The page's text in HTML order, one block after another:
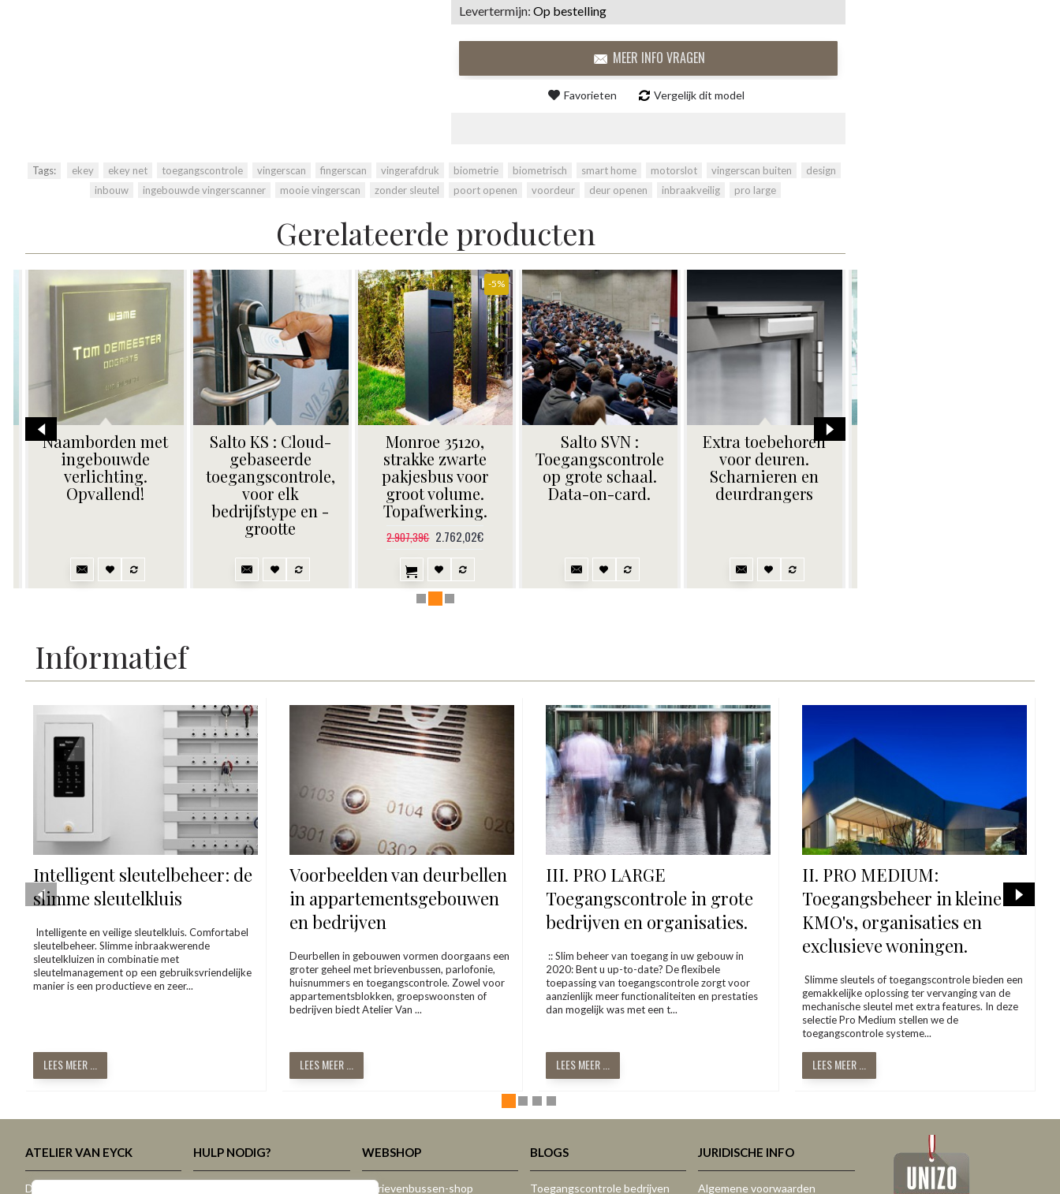
Levertermijn: Op bestelling
MEER INFO VRAGEN
Favorieten Vergelijk dit model
Tags: ekey ekey net toegangscontrole vingerscan fingerscan vingerafdruk biometrie biometrisch smart home motorslot vingerscan buiten design
inbouw
ingebouwde vingerscanner mooie vingerscan zonder sleutel poort openen voordeur deur openen inbraakveilig pro large
Gerelateerde producten
-5%
Monroe 35120,
strakke zwarte
pakjesbus voor
groot volume.
Salto SVN :
Toegangscontrole
op grote schaal.
Data-on-card.
Extra toebehoren
voor deuren.
Scharnieren en
deurdrangers
Ekey multi,
fingerscan voor
KMO en exclusieve
woningen
Plexi naamborden
Informatief
Intelligent sleutelbeheer: de
slimme sleutelkluis
Intelligente en veilige sleutelkluis. Comfortabel
sleutelbeheer. Slimme inbraakwerende
sleutelkluizen in combinatie met
sleutelmanagement op een gebruiksvriendelijke
manier is een productieve en zeer...
LEES MEER ...
Voorbeelden van deurbellen
in appartementsgebouwen
en bedrijven
Deurbellen in gebouwen vormen doorgaans een
groter geheel met brievenbussen, parlofonie,
huisnummers en toegangscontrole. Zowel voor
appartementsblokken, groepswoonsten of
bedrijven biedt Atelier Van ...
LEES MEER ...
III. PRO LARGE
Toegangscontrole in grote
bedrijven en organisaties.
:: Slim beheer van toegang in uw gebouw in
2020: Bent u up-to-date? De flexibele
toepassing van toegangscontrole zorgt voor
aanzienlijk meer functionaliteiten en prestaties
dan mogelijk was met een t...
LEES MEER ...
II. PRO MEDIUM:
Toegangsbeheer in kleine
KMO's, organisaties en
exclusieve woningen.
Slimme sleutels of toegangscontrole bieden een
gemakkelijke oplossing ter vervanging van de
mechanische sleutel met extra features. In deze
selectie Pro Medium stellen we de
toegangscontrole systeme...
LEES MEER ...
ATELIER VAN EYCK
Dit zijn we, dit doen we
HULP NODIG? WEBSHOP
:: Brievenbussen-shop
BLOGS
Toegangscontrole bedrijven
JURIDISCHE INFO
Algemene voorwaarden